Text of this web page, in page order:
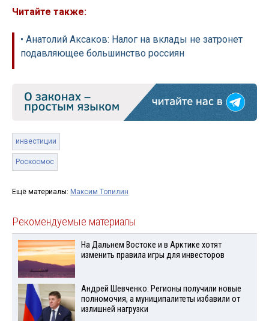
Читайте также:
• Анатолий Аксаков: Налог на вклады не затронет
подавляющее большинство россиян
инвестиции
Роскосмос
Ещё материалы: Максим Топилин
Рекомендуемые материалы
На Дальнем Востоке и в Арктике хотят
изменить правила игры для инвесторов
Андрей Шевченко: Регионы получили новые
полномочия, а муниципалитеты избавили от
излишней нагрузки